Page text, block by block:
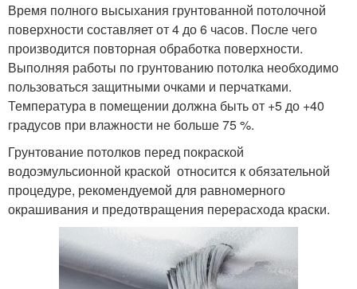
Время полного высыхания грунтованной потолочной
поверхности составляет от 4 до 6 часов. После чего
производится повторная обработка поверхности.
Выполняя работы по грунтованию потолка необходимо
пользоваться защитными очками и перчатками.
Температура в помещении должна быть от +5 до +40
градусов при влажности не больше 75 %.
Грунтование потолков перед покраской
водоэмульсионной краской относится к обязательной
процедуре, рекомендуемой для равномерного
окрашивания и предотвращения перерасхода краски.